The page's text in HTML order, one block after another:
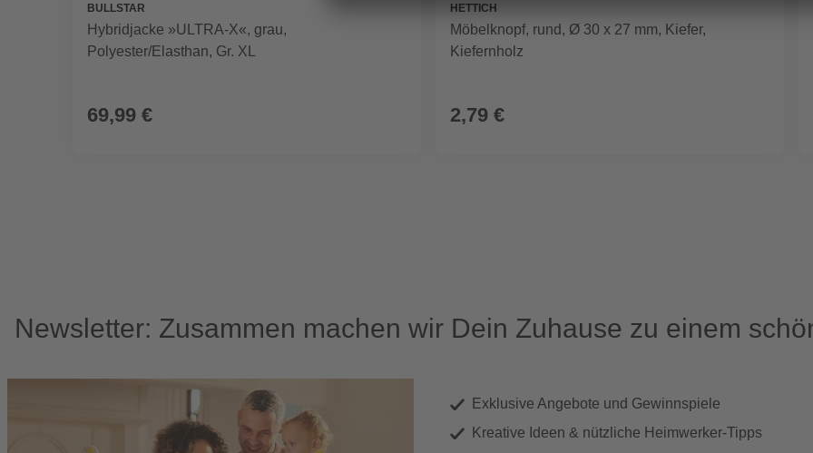
BULLSTAR
Hybridjacke »ULTRA-X«, grau,
Polyester/Elasthan, Gr. XL
69,99 €
HETTICH
Möbelknopf, rund, Ø 30 x 27 mm, Kiefer,
Kiefernholz
2,79 €
Newsletter: Zusammen machen wir Dein Zuhause zu einem
Exklusive Angebote und Gewinnspiele
Kreative Ideen & nützliche Heimwerker-Tipps